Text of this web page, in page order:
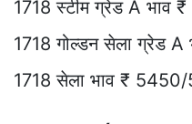
1718 स्टीम ग्रेड A भाव
1718 गोल्डन सेला ग्रेड
1718 सेला भाव ₹